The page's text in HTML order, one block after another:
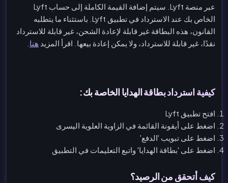
عبر منصة Lyft. سيتم إضافة القيمة الكاملة إلى حساب Lyft
الخاص بك عند الاسترداد في تطبيق Lyft. باستثناء ما يتطلبه
القانون، هذه البطاقة غير قابلة لإعادة الشحن، غير قابلة للاسترداد
نقدًا، غير قابلة للاسترداد، ولا يمكن إعادة بيعها. اقرأ المزيد هنا
كيفية استرداد بطاقة الهدايا الخاصة بك:
افتح تطبيق Lyft
اضغط على أيقونة القائمة في الزاوية العلوية اليسرى
اضغط على تبويب 'الدفع'
اضغط على 'بطاقة الهدايا' واتبع التعليمات في التطبيق
كيف أتحقق من الرصيد؟